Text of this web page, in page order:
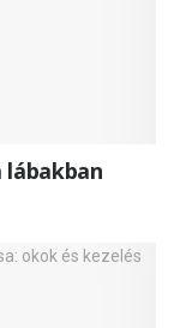
lábakban